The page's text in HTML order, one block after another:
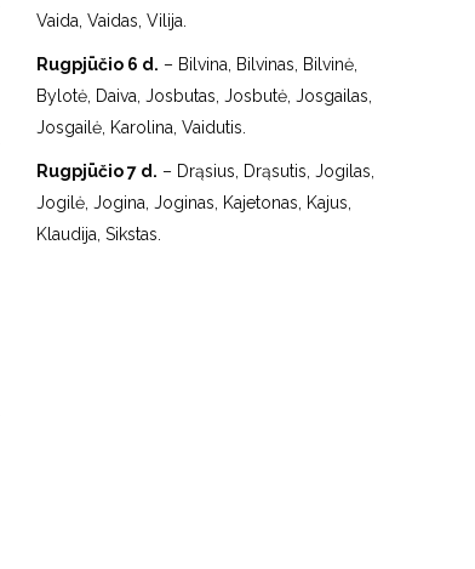
Vaida, Vaidas, Vilija.
Rugpjūčio 6 d. – Bilvina, Bilvinas, Bilvinė,
Bylotė, Daiva, Josbutas, Josbutė, Josgailas,
Josgailė, Karolina, Vaidutis.
Rugpjūčio 7 d. – Drąsius, Drąsutis, Jogilas,
Jogilė, Jogina, Joginas, Kajetonas, Kajus,
Klaudija, Sikstas.